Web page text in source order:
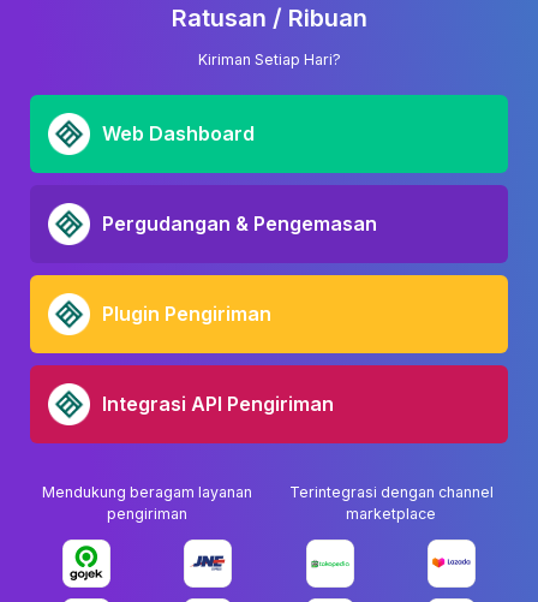
Ratusan / Ribuan
Kiriman Setiap Hari?
Web Dashboard
Pergudangan & Pengemasan
Plugin Pengiriman
Integrasi API Pengiriman
Mendukung beragam layanan
pengiriman
Terintegrasi dengan channel
marketplace